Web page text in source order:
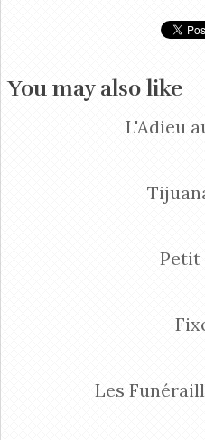
You may also like
L'Adieu
Petit
Les